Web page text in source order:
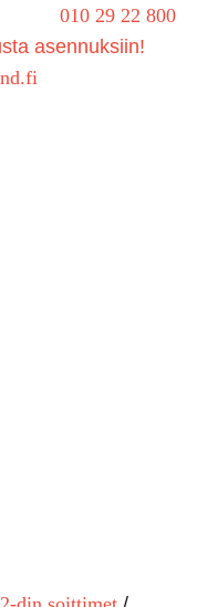
010 29 22 800
asennuksiin!